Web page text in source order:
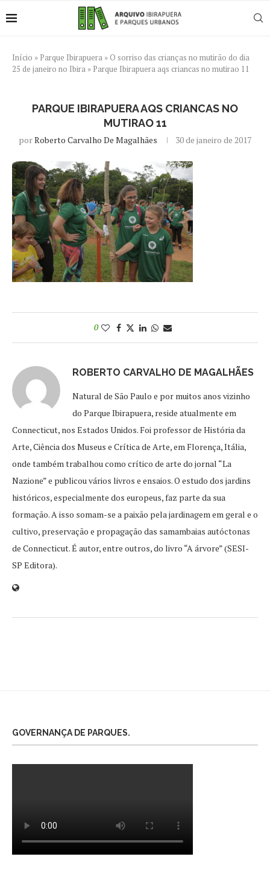
Início » Parque Ibirapuera » O sorriso das crianças no mutirão do dia
25 de janeiro no Ibira » Parque Ibirapuera aqs criancas no mutirao 11
PARQUE IBIRAPUERA AQS CRIANCAS NO
MUTIRAO 11
porRoberto Carvalho De Magalhães 30 de janeiro de 2017
0
ROBERTO CARVALHO DE MAGALHÃES
Natural de São Paulo e por muitos anos vizinho
do Parque Ibirapuera, reside atualmente em
Connecticut, nos Estados Unidos. Foi professor de História da
Arte, Ciência dos Museus e Crítica de Arte, em Florença, Itália,
onde também trabalhou como crítico de arte do jornal “La
Nazione” e publicou vários livros e ensaios. O estudo dos jardins
históricos, especialmente dos europeus, faz parte da sua
formação. A isso somam-se a paixão pela jardinagem em geral e o
cultivo, preservação e propagação das samambaias autóctonas
de Connecticut. É autor, entre outros, do livro “A árvore” (SESI-
SP Editora).
GOVERNANÇA DE PARQUES.